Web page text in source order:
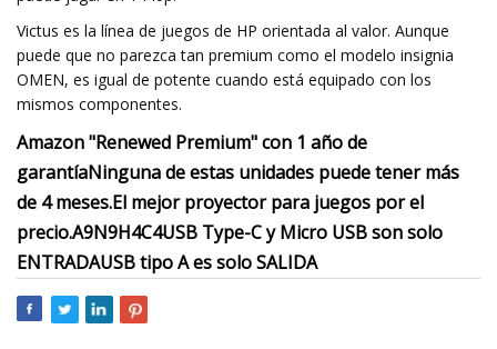
Victus es la línea de juegos de HP orientada al valor. Aunque
puede que no parezca tan premium como el modelo insignia
OMEN, es igual de potente cuando está equipado con los
mismos componentes.
Amazon "Renewed Premium" con 1 año de
garantíaNinguna de estas unidades puede tener más
de 4 meses.El mejor proyector para juegos por el
precio.A9N9H4C4USB Type-C y Micro USB son solo
ENTRADAUSB tipo A es solo SALIDA